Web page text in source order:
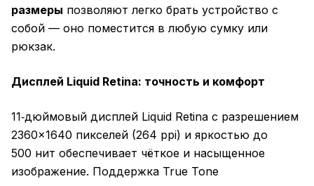
размеры позволяют легко брать устройство с
собой — оно поместится в любую сумку или
рюкзак.
Дисплей Liquid Retina: точность и комфорт
11‑дюймовый дисплей Liquid Retina с разрешением
2360×1640 пикселей (264 ppi) и яркостью до
500 нит обеспечивает чёткое и насыщенное
изображение. Поддержка True Tone